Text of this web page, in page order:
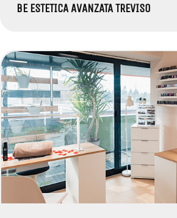
BE ESTETICA AVANZATA TREVISO